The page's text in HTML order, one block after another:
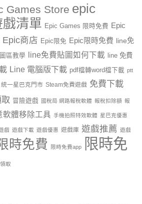
Games Store epic
清單 Epic Games 限時免費 Epic
Epic商店 Epic限免 Epic限時免費 line免
區教學 line免費貼圖如何下載
line 免費
Line 電腦版下載 pdf檔轉word檔下載 ptt
一星巴克門市 Steam免費遊戲 免費下載
冒險遊戲 國稅局 網路報稅軟體 報稅扣除額 報
軟體移除工具 手機拍照特效軟體 星巴克優惠
戲 遊戲下載 遊戲優惠 遊戲庫 遊戲推薦 遊戲
時免費 限時免費app
限時免
領取